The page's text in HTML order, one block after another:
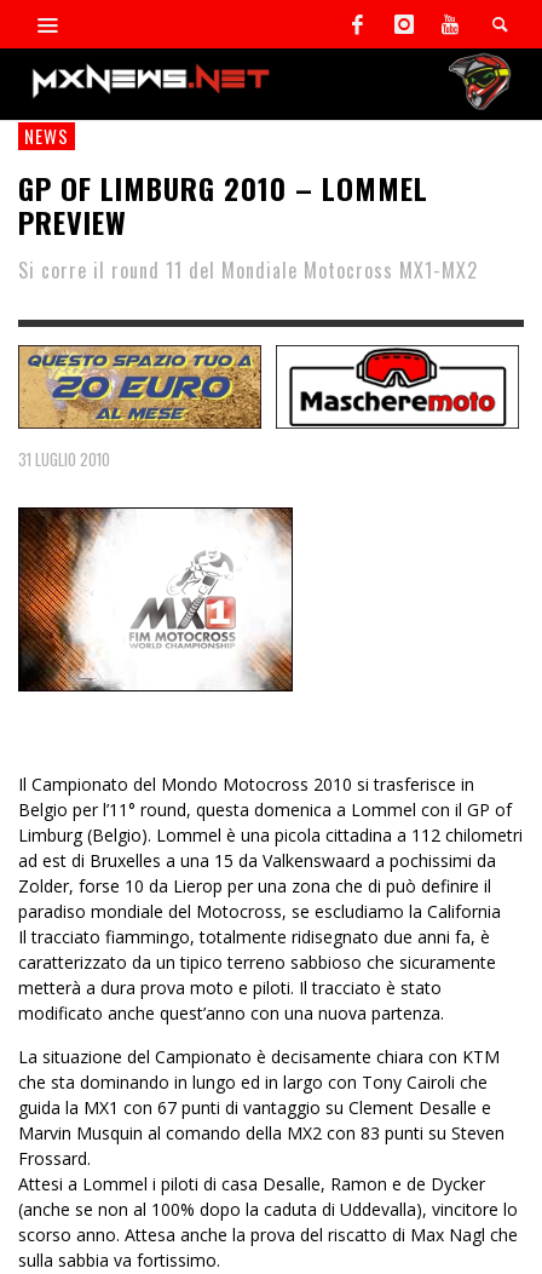
NEWS
GP OF LIMBURG 2010 – LOMMEL
PREVIEW
Si corre il round 11 del Mondiale Motocross MX1-MX2
31 LUGLIO 2010
Il Campionato del Mondo Motocross 2010 si trasferisce in
Belgio per l’11° round, questa domenica a Lommel con il GP of
Limburg (Belgio). Lommel è una picola cittadina a 112 chilometri
ad est di Bruxelles a una 15 da Valkenswaard a pochissimi da
Zolder, forse 10 da Lierop per una zona che di può definire il
paradiso mondiale del Motocross, se escludiamo la California
Il tracciato fiammingo, totalmente ridisegnato due anni fa, è
caratterizzato da un tipico terreno sabbioso che sicuramente
metterà a dura prova moto e piloti. Il tracciato è stato
modificato anche quest’anno con una nuova partenza.
La situazione del Campionato è decisamente chiara con KTM
che sta dominando in lungo ed in largo con Tony Cairoli che
guida la MX1 con 67 punti di vantaggio su Clement Desalle e
Marvin Musquin al comando della MX2 con 83 punti su Steven
Frossard.
Attesi a Lommel i piloti di casa Desalle, Ramon e de Dycker
(anche se non al 100% dopo la caduta di Uddevalla), vincitore lo
scorso anno. Attesa anche la prova del riscatto di Max Nagl che
sulla sabbia va fortissimo.